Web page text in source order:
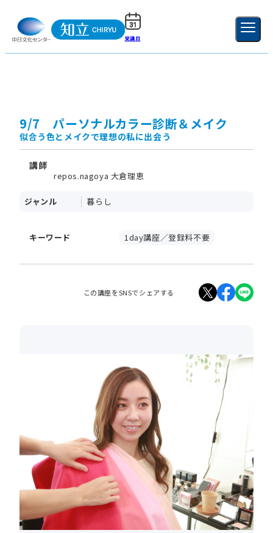
受講日 新規登録
9/7 パーソナルカラー診断＆メイク
似合う色とメイクで理想の私に出会う
講師
repos.nagoya 大倉理恵
ジャンル 暮らし
キーワード 1day講座／登録料不要
この講座をSNSでシェアする